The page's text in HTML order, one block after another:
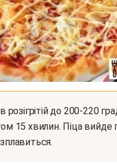
15 хвилин. Піца